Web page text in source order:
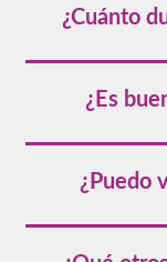
¿Cuánto
¿Es
Punta Sur o
con carreteras
y sencillo.
¿Puedo